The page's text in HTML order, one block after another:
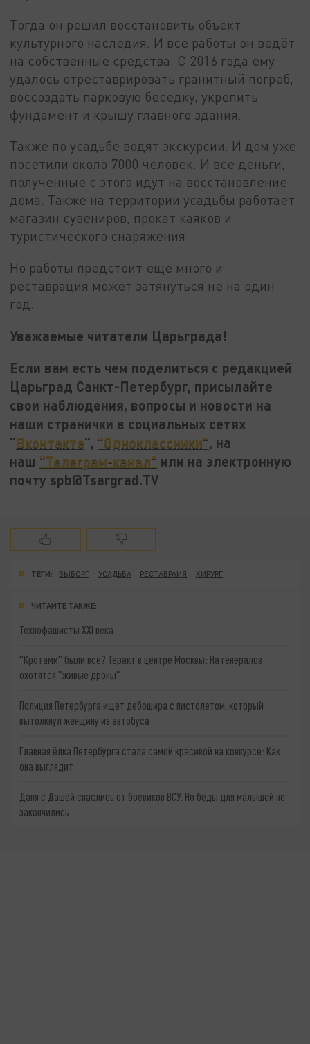
Тогда он решил восстановить объект
культурного наследия. И все работы он ведёт
на собственные средства. С 2016 года ему
удалось отреставрировать гранитный погреб,
воссоздать парковую беседку, укрепить
фундамент и крышу главного здания.
Также по усадьбе водят экскурсии. И дом уже
посетили около 7000 человек. И все деньги,
полученные с этого идут на восстановление
дома. Также на территории усадьбы работает
магазин сувениров, прокат каяков и
туристического снаряжения
Но работы предстоит ещё много и
реставрация может затянуться не на один
год.
Уважаемые читатели Царьграда!
Если вам есть чем поделиться с редакцией
Царьград Санкт-Петербург, присылайте
свои наблюдения, вопросы и новости на
наши странички в социальных сетях
"Вконтакте", "Одноклассники", на
наш "Телеграм-канал" или на электронную
почту spb@Tsargrad.TV
ТЕГИ: ВЫБОРГ УСАДЬБА РЕСТАВРАИЯ ХИРУРГ
ЧИТАЙТЕ ТАКЖЕ:
Технофашисты XXI века
"Кротами" были все? Теракт в центре Москвы: На генералов
охотятся "живые дроны"
Полиция Петербурга ищет дебошира с пистолетом, который
вытолкнул женщину из автобуса
Главная ёлка Петербурга стала самой красивой на конкурсе: Как
она выглядит
Даня с Дашей спаслись от боевиков ВСУ. Но беды для малышей не
закончились